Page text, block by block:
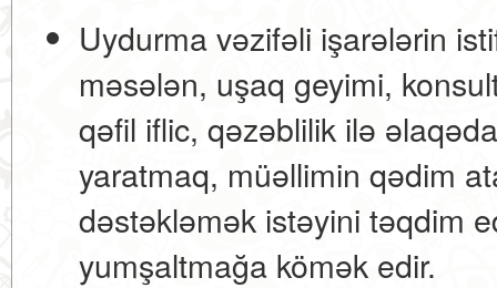
Uydurma vəzifəli işarələrin
məsələn, uşaq geyimi,
qəfil iflic, qəzəblilik ilə
yaratmaq, müəllimin qədim
dəstəkləmək istəyini təqdim
yumşaltmağa kömək edir.